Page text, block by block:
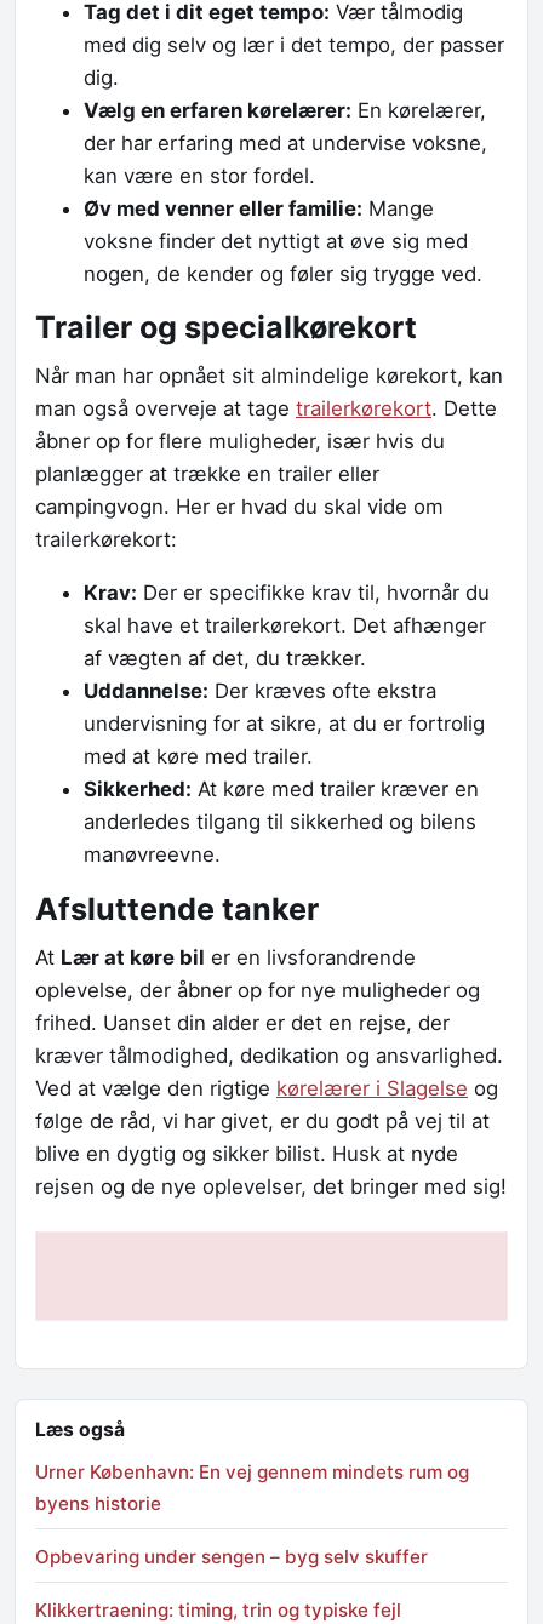
Tag det i dit eget tempo: Vær tålmodig
med dig selv og lær i det tempo, der passer
dig.
Vælg en erfaren kørelærer: En kørelærer,
der har erfaring med at undervise voksne,
kan være en stor fordel.
Øv med venner eller familie: Mange
voksne finder det nyttigt at øve sig med
nogen, de kender og føler sig trygge ved.
Trailer og specialkørekort
Når man har opnået sit almindelige kørekort, kan
man også overveje at tage trailerkørekort. Dette
åbner op for flere muligheder, især hvis du
planlægger at trække en trailer eller
campingvogn. Her er hvad du skal vide om
trailerkørekort:
Krav: Der er specifikke krav til, hvornår du
skal have et trailerkørekort. Det afhænger
af vægten af det, du trækker.
Uddannelse: Der kræves ofte ekstra
undervisning for at sikre, at du er fortrolig
med at køre med trailer.
Sikkerhed: At køre med trailer kræver en
anderledes tilgang til sikkerhed og bilens
manøvreevne.
Afsluttende tanker
At Lær at køre bil er en livsforandrende
oplevelse, der åbner op for nye muligheder og
frihed. Uanset din alder er det en rejse, der
kræver tålmodighed, dedikation og ansvarlighed.
Ved at vælge den rigtige kørelærer i Slagelse og
følge de råd, vi har givet, er du godt på vej til at
blive en dygtig og sikker bilist. Husk at nyde
rejsen og de nye oplevelser, det bringer med sig!
Læs også
Urner København: En vej gennem mindets rum og
byens historie
Opbevaring under sengen – byg selv skuffer
Klikkertraening: timing, trin og typiske fejl